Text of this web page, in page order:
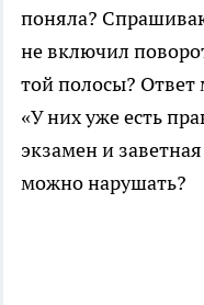
поняла?
не включил
той полосы? Ответ
«У них уже есть
экзамен и
можно нарушать?